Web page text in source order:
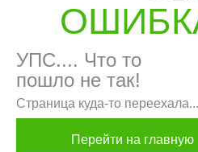
УПС.... Что то
пошло не так!
Страница куда-то
Перейти на главную